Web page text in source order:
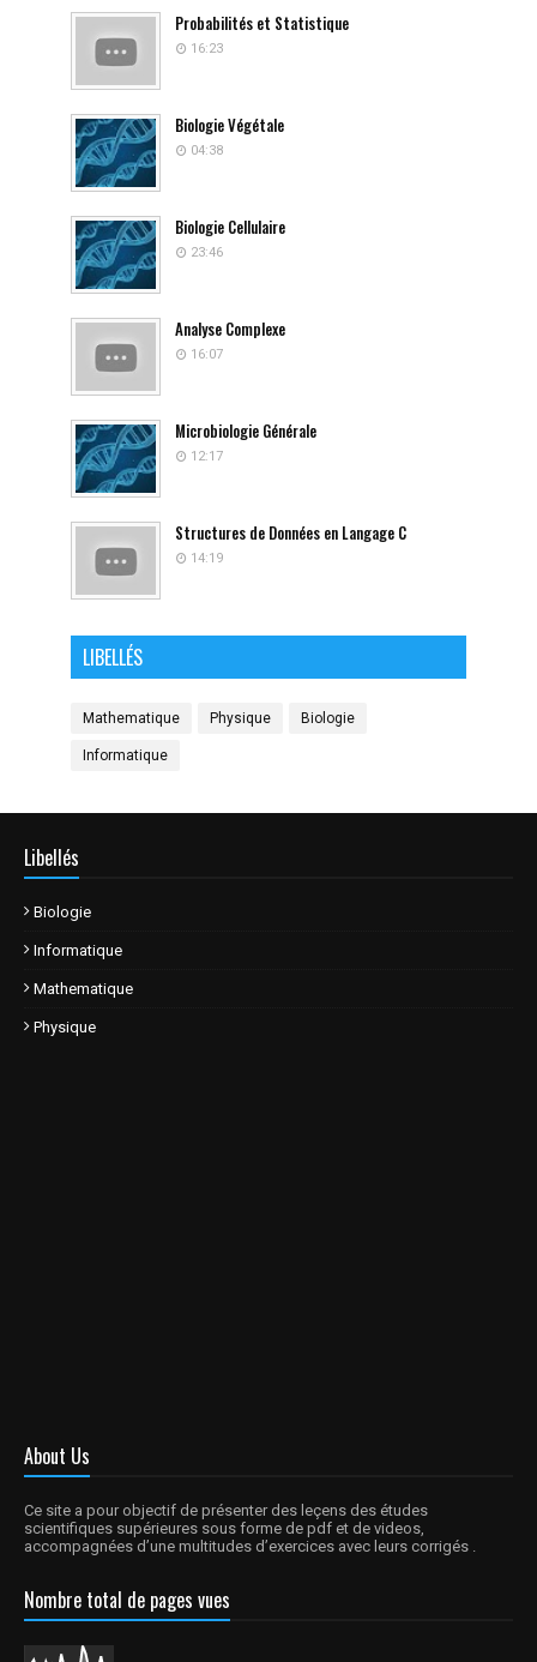
Probabilités et Statistique
16:23
Biologie Végétale
04:38
Biologie Cellulaire
23:46
Analyse Complexe
16:07
Microbiologie Générale
12:17
Structures de Données en Langage C
14:19
LIBELLÉS
Mathematique Physique Biologie
Informatique
Libellés
Biologie
Informatique
Mathematique
Physique
About Us
Ce site a pour objectif de présenter des leçens des études
scientifiques supérieures sous forme de pdf et de videos,
accompagnées d’une multitudes d’exercices avec leurs corrigés .
Nombre total de pages vues